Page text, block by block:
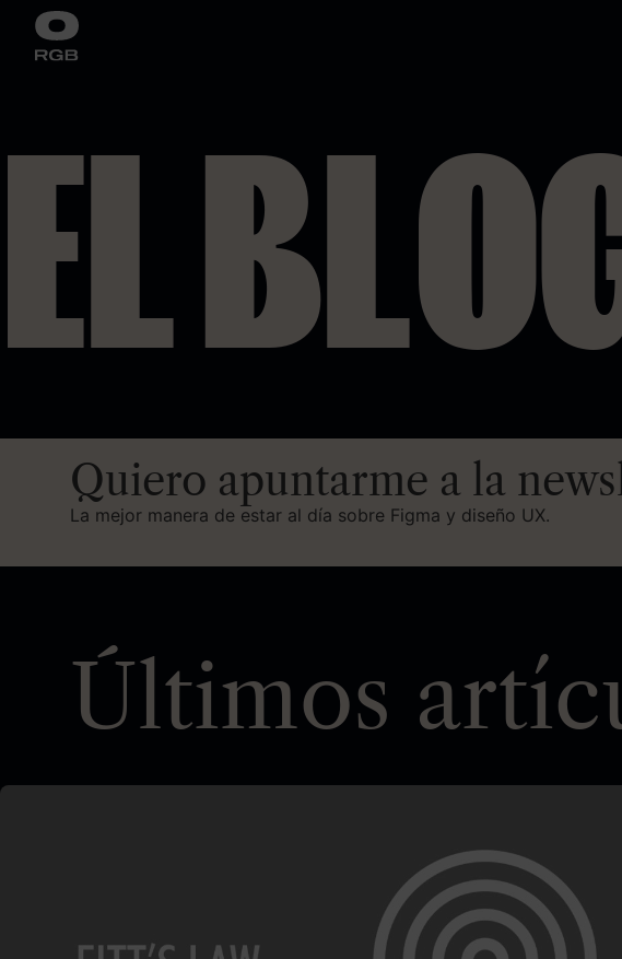
EL
Quiero apuntarme a la
La mejor manera de estar al día sobre Figma y diseño UX.
Últimos